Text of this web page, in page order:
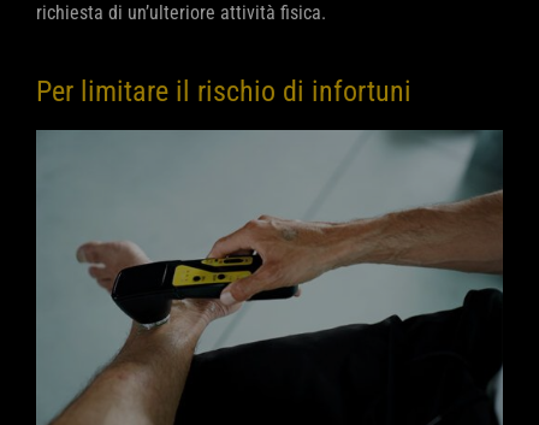
richiesta di un’ulteriore attività fisica.
Per limitare il rischio di infortuni